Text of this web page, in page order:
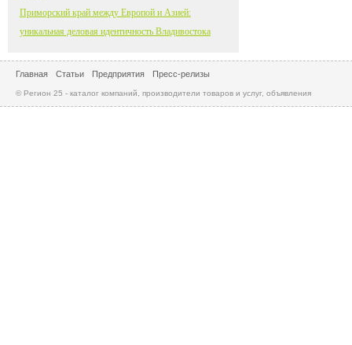
Приморский край между Европой и Азией:
уникальная деловая идентичность Владивостока
Главная Статьи Предприятия Пресс-релизы
© Регион 25 - каталог компаний, производители товаров и услуг, объявления